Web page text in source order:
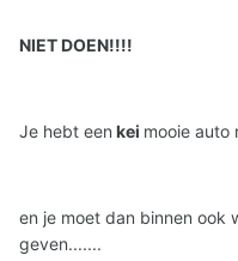
NIET DOEN!!!!
Je hebt een kei mooie auto
en je moet dan binnen ook
geven.......